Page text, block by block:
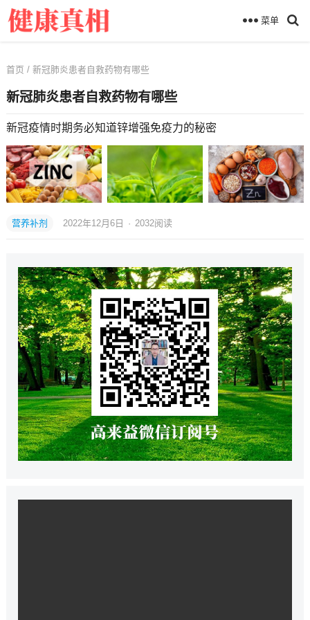
菜单
首页 / 新冠肺炎患者自救药物有哪些
新冠肺炎患者自救药物有哪些
新冠疫情时期务必知道锌增强免疫力的秘密
营养补剂 2022年12月6日 · 2032阅读